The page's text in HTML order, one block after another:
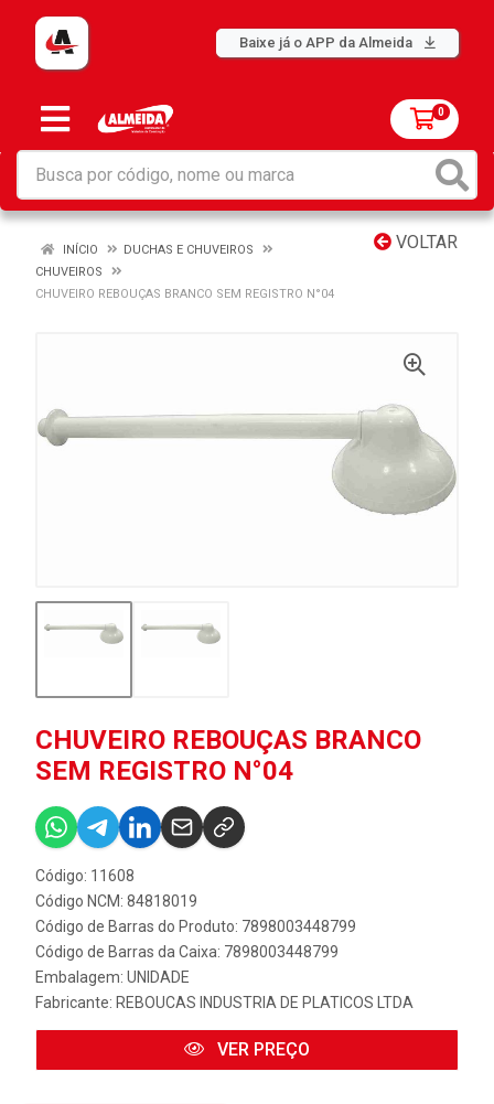
Baixe já o APP da Almeida
0
VOLTAR
INÍCIO
DUCHAS E CHUVEIROS
CHUVEIROS
CHUVEIRO REBOUÇAS BRANCO SEM REGISTRO N°04
CHUVEIRO REBOUÇAS BRANCO
SEM REGISTRO N°04
Código: 11608
Código NCM: 84818019
Código de Barras do Produto: 7898003448799
Código de Barras da Caixa: 7898003448799
Embalagem: UNIDADE
Fabricante: REBOUCAS INDUSTRIA DE PLATICOS LTDA
VER PREÇO